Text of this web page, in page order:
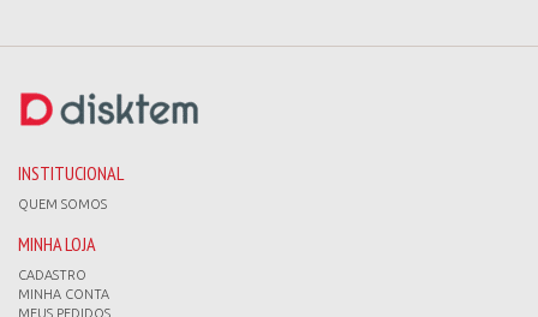
INSTITUCIONAL
QUEM SOMOS
MINHA LOJA
CADASTRO
MINHA CONTA
MEUS PEDIDOS